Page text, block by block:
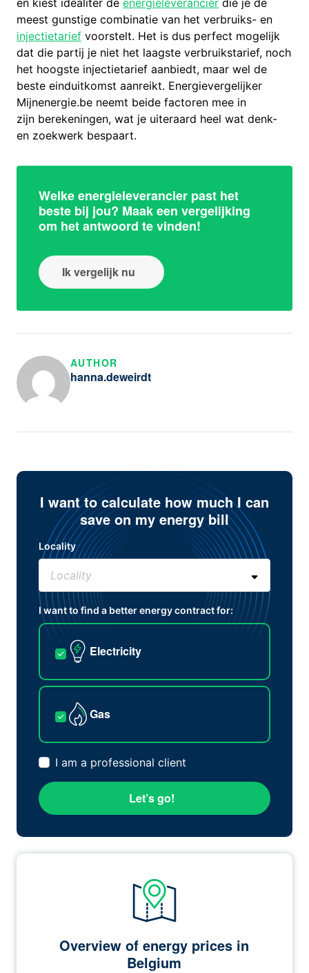
en kiest idealiter deenergieleverancier die je de
meest gunstige combinatie van het verbruiks- en
injectietarief voorstelt. Het is dus perfect mogelijk
dat die partij je niet het laagste verbruikstarief, noch
het hoogste injectietarief aanbiedt, maar wel de
beste einduitkomst aanreikt. Energievergelijker
Mijnenergie.be neemt beide factoren mee in
zijn berekeningen, wat je uiteraard heel wat denk-
en zoekwerk bespaart.
Welke energieleverancier past het
beste bij jou? Maak een vergelijking
om het antwoord te vinden!
Ik vergelijk nu
AUTHOR
hanna.deweirdt
I want to calculate how much I can
save on my energy bill
Locality
I want to find a better energy contract for:
Electricity
Gas
I am a professional client
Let’s go!
Overview of energy prices in
Belgium